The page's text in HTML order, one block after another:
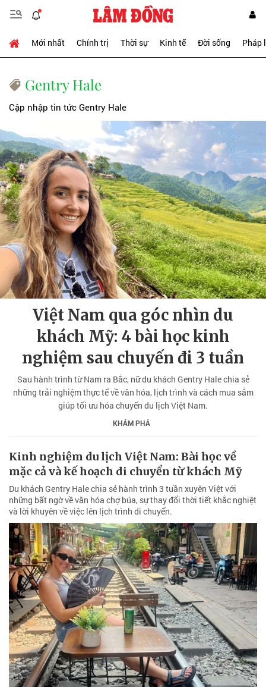
Mới nhất Chính trị Thời sự Kinh tế Đời sống Pháp
Gentry Hale
Cập nhập tin tức Gentry Hale
Việt Nam qua góc nhìn du
khách Mỹ: 4 bài học kinh
nghiệm sau chuyến đi 3 tuần
Sau hành trình từ Nam ra Bắc, nữ du khách Gentry Hale chia sẻ
những trải nghiệm thực tế về văn hóa, lịch trình và cách mua sắm
giúp tối ưu hóa chuyến du lịch Việt Nam.
KHÁM PHÁ
Kinh nghiệm du lịch Việt Nam: Bài học về
mặc cả và kế hoạch di chuyển từ khách Mỹ
Du khách Gentry Hale chia sẻ hành trình 3 tuần xuyên Việt với
những bất ngờ về văn hóa chợ búa, sự thay đổi thời tiết khắc nghiệt
và lời khuyên về việc lên lịch trình di chuyển.